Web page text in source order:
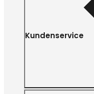
Kundenservice